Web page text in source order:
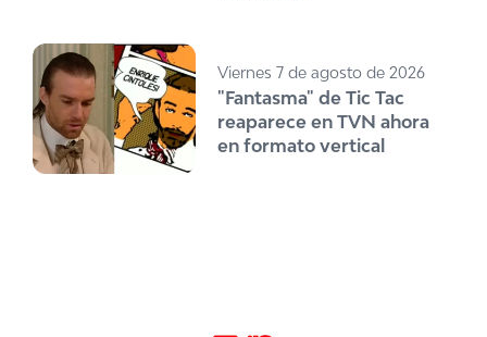
Viernes 7 de agosto de 2026
"Fantasma" de Tic Tac
reaparece en TVN ahora
en formato vertical